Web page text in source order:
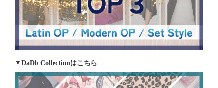
▼DaDb Collectionはこちら